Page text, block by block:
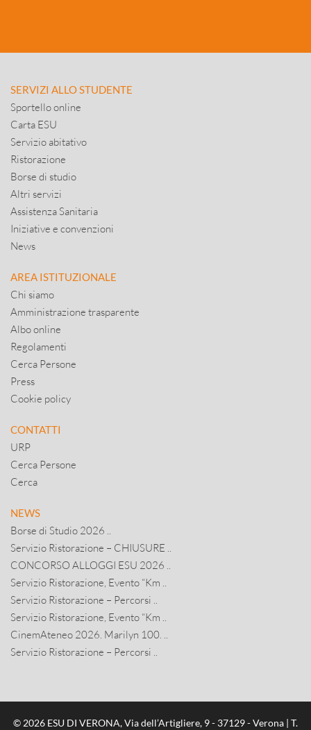
SERVIZI ALLO STUDENTE
Sportello online
Carta ESU
Servizio abitativo
Ristorazione
Borse di studio
Altri servizi
Assistenza Sanitaria
Iniziative e convenzioni
News
AREA ISTITUZIONALE
Chi siamo
Amministrazione trasparente
Albo online
Regolamenti
Cerca Persone
Press
Cookie policy
CONTATTI
URP
Cerca Persone
Cerca
NEWS
Borse di Studio 2026 ..
Servizio Ristorazione – CHIUSURE ..
CONCORSO ALLOGGI ESU 2026 ..
Servizio Ristorazione, Evento “Km ..
Servizio Ristorazione – Percorsi ..
Servizio Ristorazione, Evento “Km ..
CinemAteneo 2026. Marilyn 100. ..
Servizio Ristorazione – Percorsi ..
© 2026 ESU DI VERONA, Via dell’Artigliere, 9 - 37129 - Verona | T.